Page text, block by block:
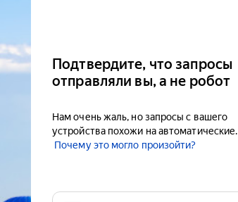
Подтвердите, что запросы
отправляли вы, а не робот
Нам очень жаль, но запросы с вашего
устройства похожи на автоматические.
Почему это могло произойти?